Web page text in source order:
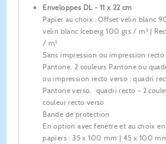
Enveloppes DL - 11 x 22 cm
Papier au choix : Offset velin blanc
velin blanc Iceberg 100 grs / m² |
/ m²
Sans impression ou impression recto
Pantone, 2 couleurs Pantone ou
ou impression recto verso : quadri
Pantone verso, quadri recto - 2
couleur recto verso
Bande de protection
En option avec fenêtre et au choix
papiers : 35 x 100 mm | 45 x 100